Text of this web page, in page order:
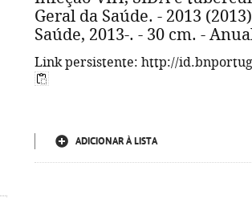
Geral da Saúde. - 2013
Saúde, 2013-. - 30 cm. -
Link persistente: http://
ADICIONAR À LISTA